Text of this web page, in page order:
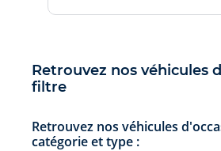
Retrouvez nos véhicules
filtre
Retrouvez nos véhicules
catégorie et type :